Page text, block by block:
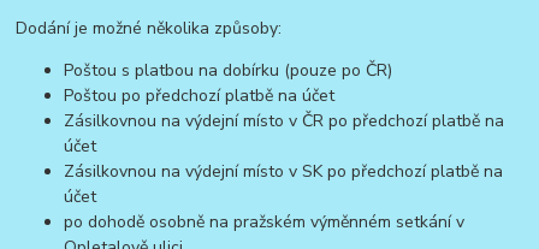
Dodání je možné několika způsoby:
Poštou s platbou na dobírku (pouze po ČR)
Poštou po předchozí platbě na účet
Zásilkovnou na výdejní místo v ČR po předchozí platbě na
účet
Zásilkovnou na výdejní místo v SK po předchozí platbě na
účet
po dohodě osobně na pražském výměnném setkání v